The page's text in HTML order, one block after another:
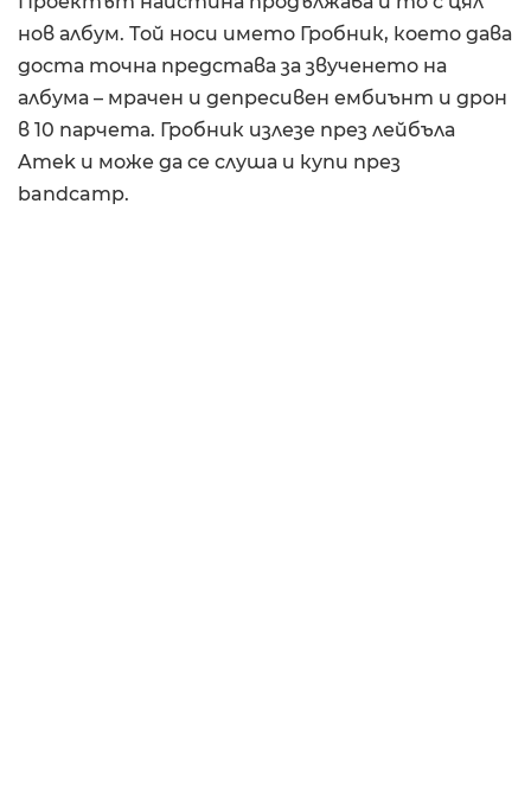
нов албум. Той носи името Гробник, което дава
доста точна представа за звученето на
албума – мрачен и депресивен ембиънт и дрон
в 10 парчета. Гробник излезе през лейбъла
Amek и може да се слуша и купи през
bandcamp.